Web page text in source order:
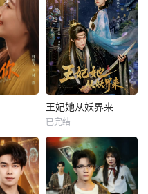
王妃她从妖界来
已完结